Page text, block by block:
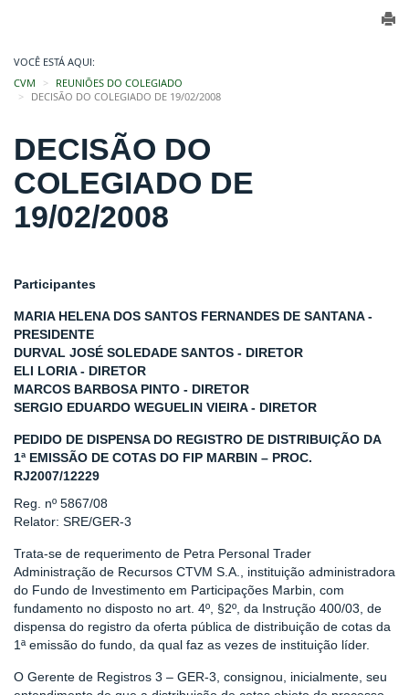
VOCÊ ESTÁ AQUI:
CVM
REUNIÕES DO COLEGIADO
DECISÃO DO COLEGIADO DE 19/02/2008
DECISÃO DO
COLEGIADO DE
19/02/2008
Participantes
MARIA HELENA DOS SANTOS FERNANDES DE SANTANA -
PRESIDENTE
DURVAL JOSÉ SOLEDADE SANTOS - DIRETOR
ELI LORIA - DIRETOR
MARCOS BARBOSA PINTO - DIRETOR
SERGIO EDUARDO WEGUELIN VIEIRA - DIRETOR
PEDIDO DE DISPENSA DO REGISTRO DE DISTRIBUIÇÃO DA
1ª EMISSÃO DE COTAS DO FIP MARBIN – PROC.
RJ2007/12229
Reg. nº 5867/08
Relator: SRE/GER-3
Trata-se de requerimento de Petra Personal Trader
Administração de Recursos CTVM S.A., instituição administradora
do Fundo de Investimento em Participações Marbin, com
fundamento no disposto no art. 4º, §2º, da Instrução 400/03, de
dispensa do registro da oferta pública de distribuição de cotas da
1ª emissão do fundo, da qual faz as vezes de instituição líder.
O Gerente de Registros 3 – GER-3, consignou, inicialmente, seu